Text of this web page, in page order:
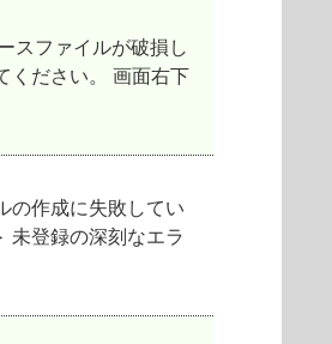
スファイルが破損し
ください。 画面右下
の作成に失敗してい
未登録の深刻なエラ